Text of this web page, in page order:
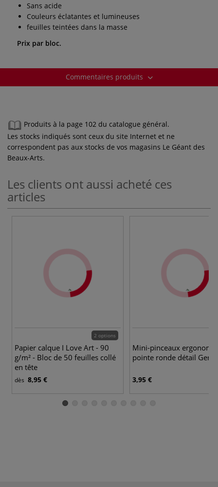
Sans acide
Couleurs éclatantes et lumineuses
feuilles teintées dans la masse
Prix par bloc.
Commentaires produits
Produits à la page 102 du catalogue général.
Les stocks indiqués sont ceux du site Internet et ne
correspondent pas aux stocks de vos magasins Le Géant des
Beaux-Arts.
Les clients ont aussi acheté ces
articles
2 options
Papier calque I Love Art - 90
g/m² - Bloc de 50 feuilles collé
en tête
dès 8,95 €
Mini-pinceaux
pointe ronde détail
3,95 €